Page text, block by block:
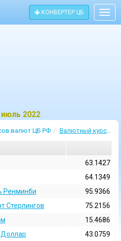
КОНВЕРТЕР ЦБ
2022
валют ЦБ РФ Валютный курс 8 Июль 2022
63.1427
64.1349
Ренминби
95.9366
Стерлингов
75.2156
15.4686
Доллар
43.0759